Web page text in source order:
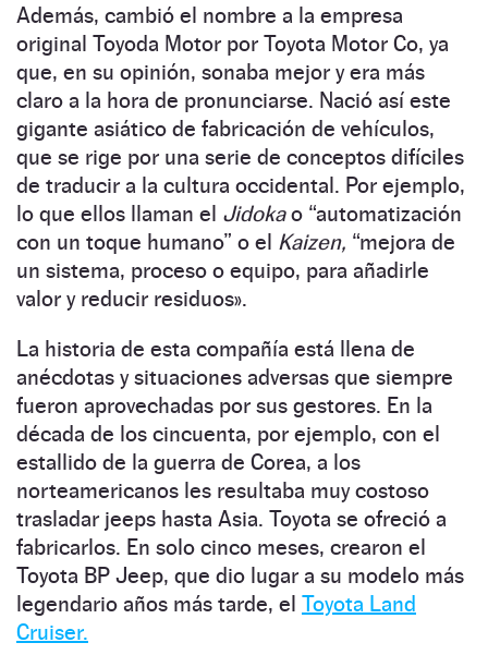
Además, cambió el nombre a la empresa
original Toyoda Motor por Toyota Motor Co, ya
que, en su opinión, sonaba mejor y era más
claro a la hora de pronunciarse. Nació así este
gigante asiático de fabricación de vehículos,
que se rige por una serie de conceptos difíciles
de traducir a la cultura occidental. Por ejemplo,
lo que ellos llaman el Jidokao “automatización
con un toque humano” o el Kaizen, “mejora de
un sistema, proceso o equipo, para añadirle
valor y reducir residuos».
La historia de esta compañía está llena de
anécdotas y situaciones adversas que siempre
fueron aprovechadas por sus gestores. En la
década de los cincuenta, por ejemplo, con el
estallido de la guerra de Corea, a los
norteamericanos les resultaba muy costoso
trasladar jeeps hasta Asia. Toyota se ofreció a
fabricarlos. En solo cinco meses, crearon el
Toyota BP Jeep, que dio lugar a su modelo más
legendario años más tarde, el Toyota Land
Cruiser.